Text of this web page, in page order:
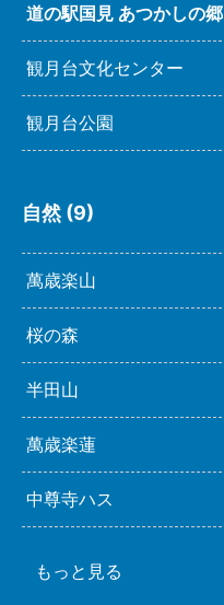
道の駅国見 あつかしの郷
観月台文化センター
観月台公園
自然 (9)
萬歳楽山
桜の森
半田山
萬歳楽蓮
中尊寺ハス
もっと見る